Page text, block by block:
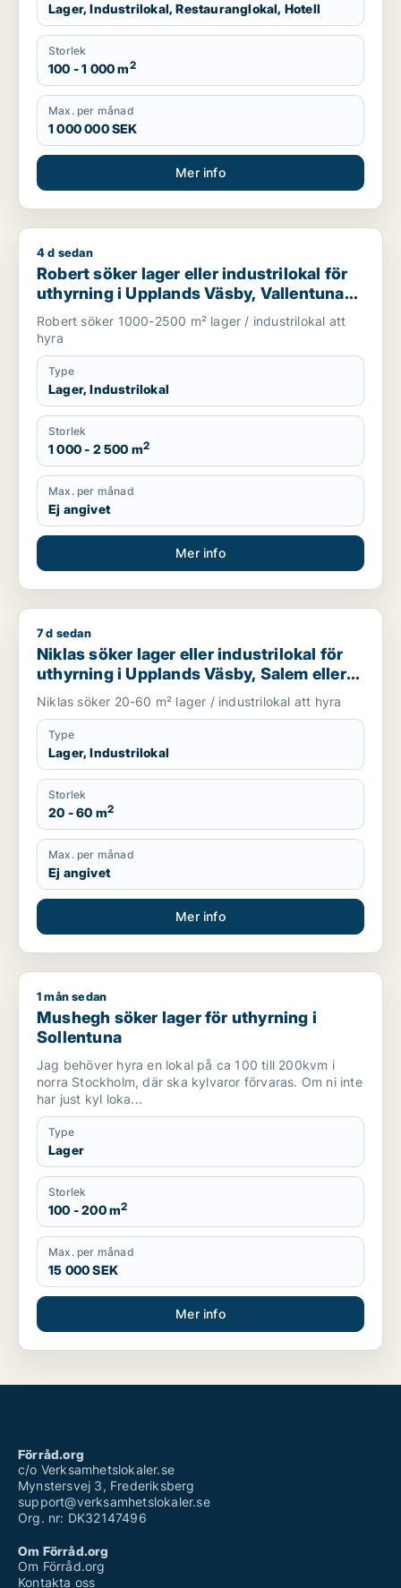
Lager, Industrilokal, Restauranglokal, Hotell
Storlek
100 - 1 000 m2
Max. per månad
1 000 000 SEK
Mer info
Robert söker lager eller industrilokal för uthyrning i
4 d sedan
Robert söker lager eller industrilokal för
uthyrning i Upplands Väsby, Vallentuna
eller Järfälla m.fl.
Robert söker 1000-2500 m² lager / industrilokal att
hyra
Type
Lager, Industrilokal
Storlek
1 000 - 2 500 m2
Max. per månad
Ej angivet
Mer info
Niklas söker lager eller industrilokal för uthyrning i
7 d sedan
Niklas söker lager eller industrilokal för
uthyrning i Upplands Väsby, Salem eller
Upplands-Bro m.fl.
Niklas söker 20-60 m² lager / industrilokal att hyra
Type
Lager, Industrilokal
Storlek
20 - 60 m2
Max. per månad
Ej angivet
Mer info
Mushegh söker lager för uthyrning i Sollentuna
1 mån sedan
Mushegh söker lager för uthyrning i
Sollentuna
Jag behöver hyra en lokal på ca 100 till 200kvm i
norra Stockholm, där ska kylvaror förvaras. Om ni inte
har just kyl loka...
Type
Lager
Storlek
100 - 200 m2
Max. per månad
15 000 SEK
Mer info
Förråd.org
c/o Verksamhetslokaler.se
Mynstersvej 3, Frederiksberg
support@verksamhetslokaler.se
Org. nr: DK32147496
Om Förråd.org
Om Förråd.org
Kontakta oss